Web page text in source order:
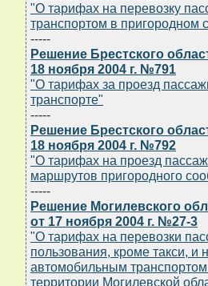
"О тарифах на перевозку
транспортом в пригородном
-----
Решение Брестского
18 ноября 2004 г. №791
"О тарифах за проезд
транспорте"
-----
Решение Брестского
18 ноября 2004 г. №792
"О тарифах на проезд
маршрутов пригородного
-----
Решение Могилевского
от 17 ноября 2004 г. №27-3
"О тарифах на перевозки
пользования, кроме такси, и
автомобильным
территории Могилевской